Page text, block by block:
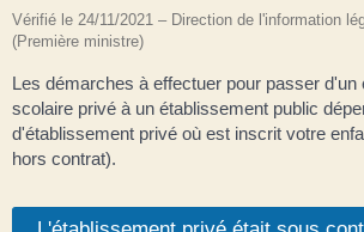
Vérifié le 24/11/2021 – Direction de l'information
(Première ministre)
Les démarches à effectuer pour passer d'un
scolaire privé à un établissement public
d'établissement privé où est inscrit votre
hors contrat).